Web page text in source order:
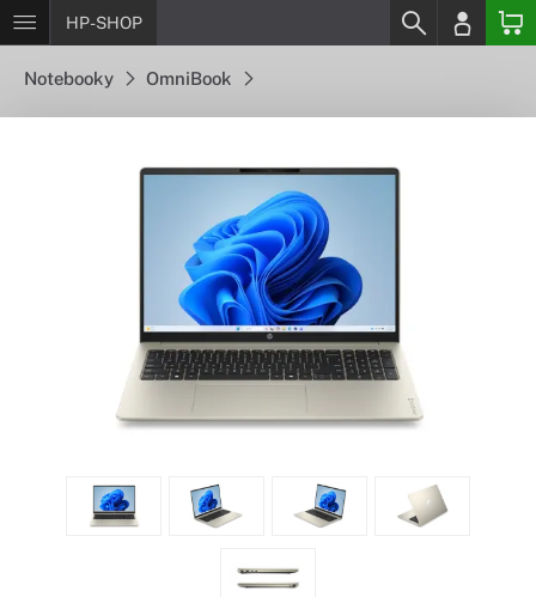
HP-SHOP
Notebooky OmniBook